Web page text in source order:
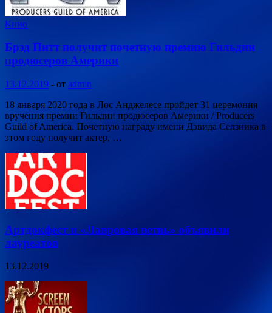
Кино
Брэд Питт получит почетную премию Гильдии
продюсеров Америки
13.12.2019 - от admin
18 января 2020 года в Лос Анджелесе пройдет 31 церемония
вручения премии Гильдии продюсеров Америки / Producers
Guild of America. Почетную награду имени Дэвида Селзника в
этом году получит актер, …
Артдокфест и «Лавровая ветвь» объявили
лауреатов
13.12.2019